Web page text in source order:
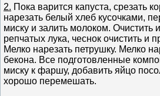
2. Пока варится капуста, срезать
нарезать белый хлеб кусочками,
миску и залить молоком. Очистить
репчатых лука, чеснок очистить и
Мелко нарезать петрушку. Мелко
бекона. Все подготовленные
миску к фаршу, добавить яйцо
хорошо перемешать.